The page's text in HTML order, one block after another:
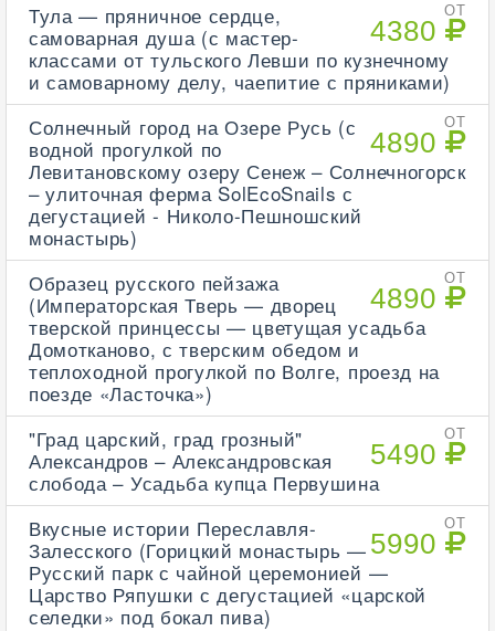
ОТ
4380
Тула — пряничное сердце,
самоварная душа (с мастер-
классами от тульского Левши по кузнечному
и самоварному делу, чаепитие с пряниками)
ОТ
4890
Солнечный город на Озере Русь (с
водной прогулкой по
Левитановскому озеру Сенеж – Солнечногорск
– улиточная ферма SolEcoSnails с
дегустацией - Николо-Пешношский
монастырь)
ОТ
4890
Образец русского пейзажа
(Императорская Тверь — дворец
тверской принцессы — цветущая усадьба
Домотканово, с тверским обедом и
теплоходной прогулкой по Волге, проезд на
поезде «Ласточка»)
ОТ
5490
"Град царский, град грозный"
Александров – Александровская
слобода – Усадьба купца Первушина
ОТ
5990
Вкусные истории Переславля-
Залесского (Горицкий монастырь —
Русский парк с чайной церемонией —
Царство Ряпушки с дегустацией «царской
селедки» под бокал пива)